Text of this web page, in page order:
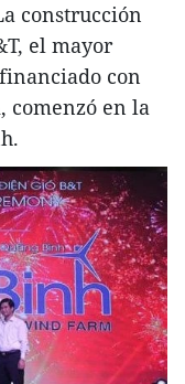
construcción
el mayor
con
comenzó en la